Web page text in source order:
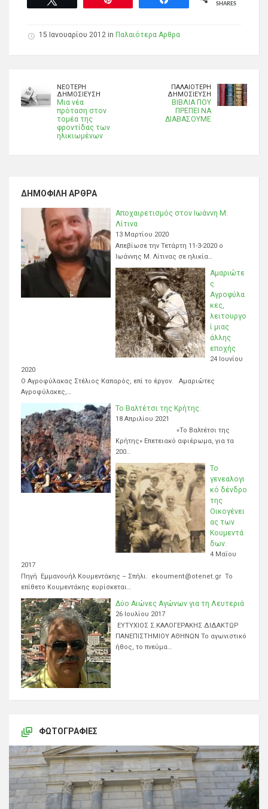
SHARES
15 Ιανουαρίου 2012 in Παλαιότερα Αρθρα
ΝΕΌΤΕΡΗ
ΔΗΜΟΣΊΕΥΣΗ
Μια νέα
πρόταση στον
τομέα της
φροντίδας των
ηλικιωμένων
ΠΑΛΑΙΌΤΕΡΗ
ΔΗΜΟΣΊΕΥΣΗ
ΒΙΒΛΙΑ ΠΟΥ
ΠΡΕΠΕΙ ΝΑ
ΔΙΑΒΑΣΟΥΜΕ
ΔΗΜΟΦΙΛΉ ΆΡΘΡΑ
Αποχαιρετισμός στον Ιωάννη Μ.
Λίτινα
13 Μαρτίου 2020
Απεβίωσε την Τετάρτη 11-3-2020 ο
Ιωάννης Μ. Λίτινας σε ηλικία…
Αμαριώτε
ς
Αγροφύλα
κες,
λειτουργο
ί μιας
άλλης
εποχής
24 Ιουνίου
2020
Ο Αγροφύλακας Στέλιος Καπαρός, επί το έργον. Αμαριώτες
Αγροφύλακες,…
Το Βαλτέτσι της Κρήτης.
18 Απριλίου 2021
«Το Βαλτέτσι της
Κρήτης» Επετειακό αφιέρωμα, για τα
200…
Το
γενεαλογι
κό δένδρο
της
Οικογένει
ας των
Κουμεντά
δων.
4 Μαΐου
2017
Πηγή Εμμανουήλ Κουμεντάκης – Σπήλι. ekoument@otenet.gr Το
επίθετο Κουμεντάκης ευρίσκεται…
Δύο Αιώνες Αγώνων για τη Λευτεριά
26 Ιουλίου 2017
ΕΥΤΥΧΙΟΣ Σ.ΚΑΛΟΓΕΡΑΚΗΣ ΔΙΔΑΚΤΩΡ
ΠΑΝΕΠΙΣΤΗΜΙΟΥ ΑΘΗΝΩΝ Το αγωνιστικό
ήθος, το πνεύμα…
ΦΩΤΟΓΡΑΦΊΕΣ